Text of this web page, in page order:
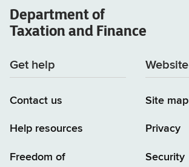
Department of
Taxation and Finance
Get help
Contact us
Help resources
Freedom of
Website
Site map
Privacy
Security